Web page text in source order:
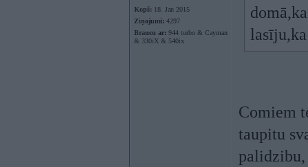
Kopš: 18. Jan 2015
Ziņojumi: 4297
Braucu ar: 944 turbo & Cayman
& 330iX & 540ix
Comiem
taupitu
palidzibu,